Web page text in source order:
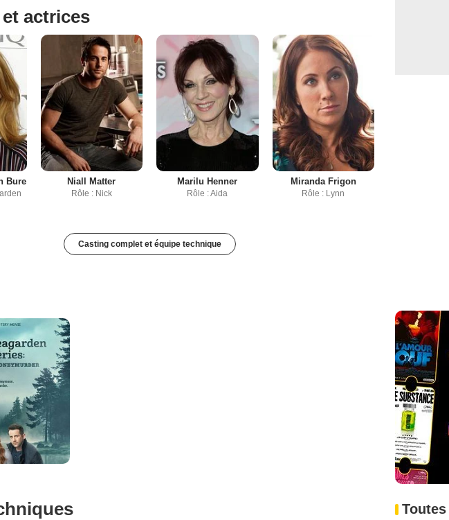
actrices
Bure Niall Matter
Rôle : Nick
Marilu Henner
Rôle : Aida
Miranda Frigon
Rôle : Lynn
Casting complet et équipe technique